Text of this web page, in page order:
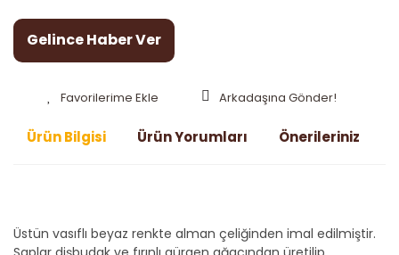
Gelince Haber Ver
Arkadaşına Gönder!
Ürün Bilgisi Ürün Yorumları Önerileriniz
Üstün vasıflı beyaz renkte alman çeliğinden imal edilmiştir.